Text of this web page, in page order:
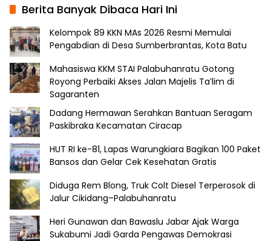
Berita Banyak Dibaca Hari Ini
Kelompok 89 KKN MAs 2026 Resmi Memulai
Pengabdian di Desa Sumberbrantas, Kota Batu
Mahasiswa KKM STAI Palabuhanratu Gotong
Royong Perbaiki Akses Jalan Majelis Ta’lim di
Sagaranten
Dadang Hermawan Serahkan Bantuan Seragam
Paskibraka Kecamatan Ciracap
HUT RI ke-81, Lapas Warungkiara Bagikan 100 Paket
Bansos dan Gelar Cek Kesehatan Gratis
Diduga Rem Blong, Truk Colt Diesel Terperosok di
Jalur Cikidang–Palabuhanratu
Heri Gunawan dan Bawaslu Jabar Ajak Warga
Sukabumi Jadi Garda Pengawas Demokrasi